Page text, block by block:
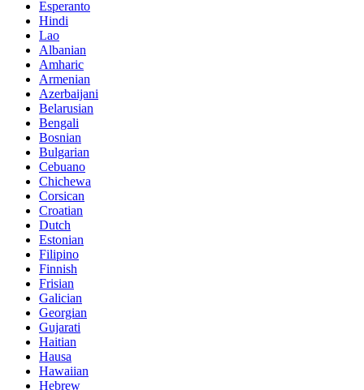
Esperanto
Hindi
Lao
Albanian
Amharic
Armenian
Azerbaijani
Belarusian
Bengali
Bosnian
Bulgarian
Cebuano
Chichewa
Corsican
Croatian
Dutch
Estonian
Filipino
Finnish
Frisian
Galician
Georgian
Gujarati
Haitian
Hausa
Hawaiian
Hebrew